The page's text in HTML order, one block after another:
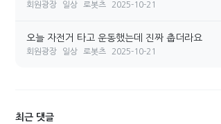
회원광장 일상 로봇츠 2025-10-21
오늘 자전거 타고 운동했는데 진짜 춥더라요
회원광장 일상 로봇츠 2025-10-21
최근 댓글